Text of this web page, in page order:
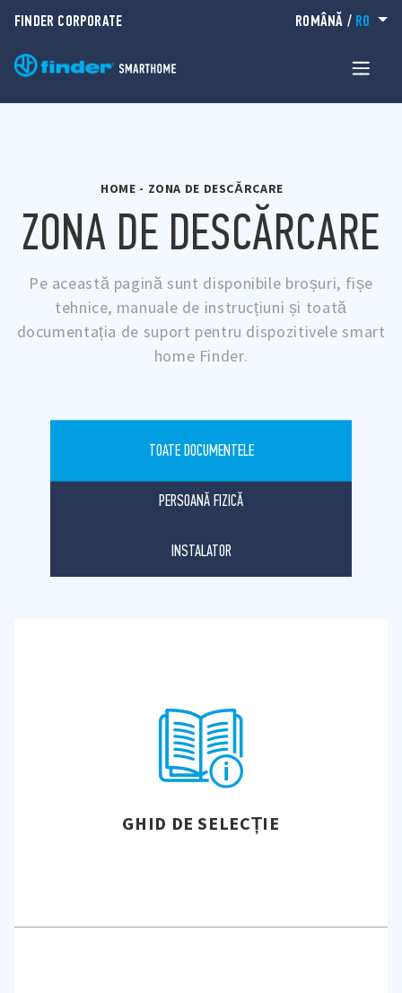
FINDER CORPORATE ROMÂNĂ / RO
HOME - ZONA DE DESCĂRCARE
ZONA DE DESCĂRCARE
Pe această pagină sunt disponibile broșuri, fișe
tehnice, manuale de instrucțiuni și toată
documentația de suport pentru dispozitivele smart
home Finder.
TOATE DOCUMENTELE
PERSOANĂ FIZICĂ
INSTALATOR
GHID DE SELECȚIE